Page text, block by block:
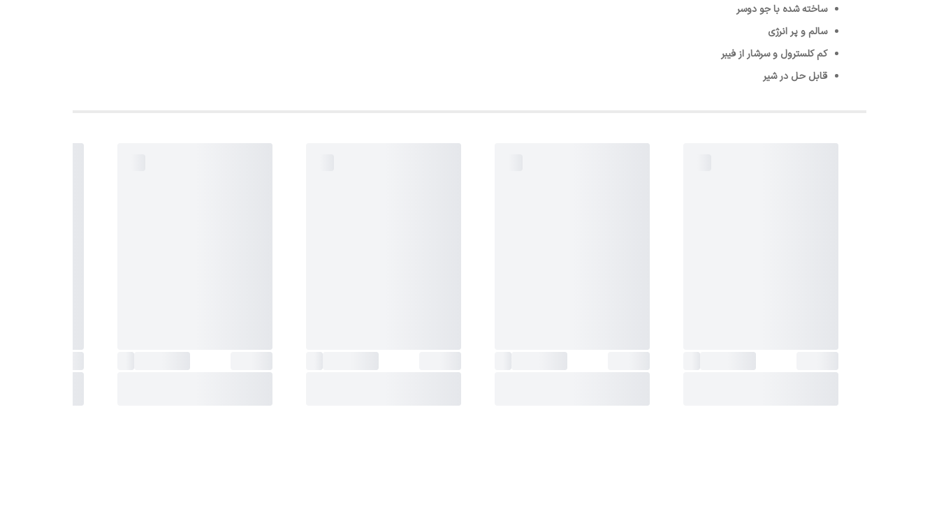
ساخته شده با جو دوسر
سالم و پر انرژی
کم کلسترول و سرشار از فیبر
قابل حل در شیر